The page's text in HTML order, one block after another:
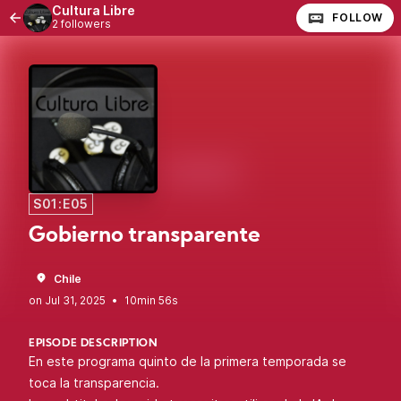
Cultura Libre
2 followers FOLLOW
S01:E05
Gobierno transparente
Chile
•
10min 56s
EPISODE DESCRIPTION
En este programa quinto de la primera temporada se
toca la transparencia.